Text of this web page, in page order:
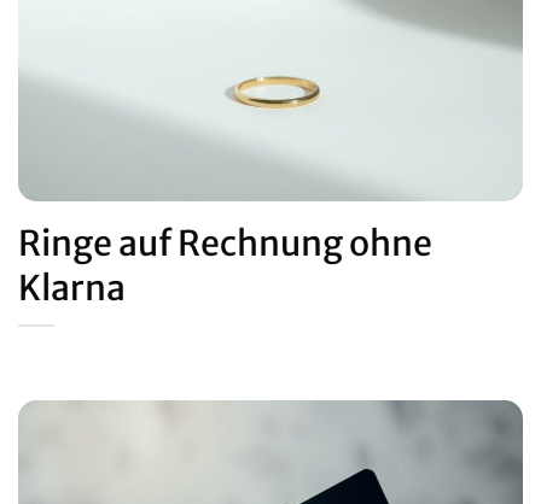
Ringe auf Rechnung ohne
Klarna